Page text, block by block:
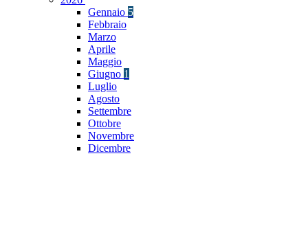
Gennaio 5
Febbraio
Marzo
Aprile
Maggio
Giugno 1
Luglio
Agosto
Settembre
Ottobre
Novembre
Dicembre